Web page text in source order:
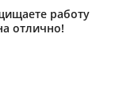
работу
отлично!